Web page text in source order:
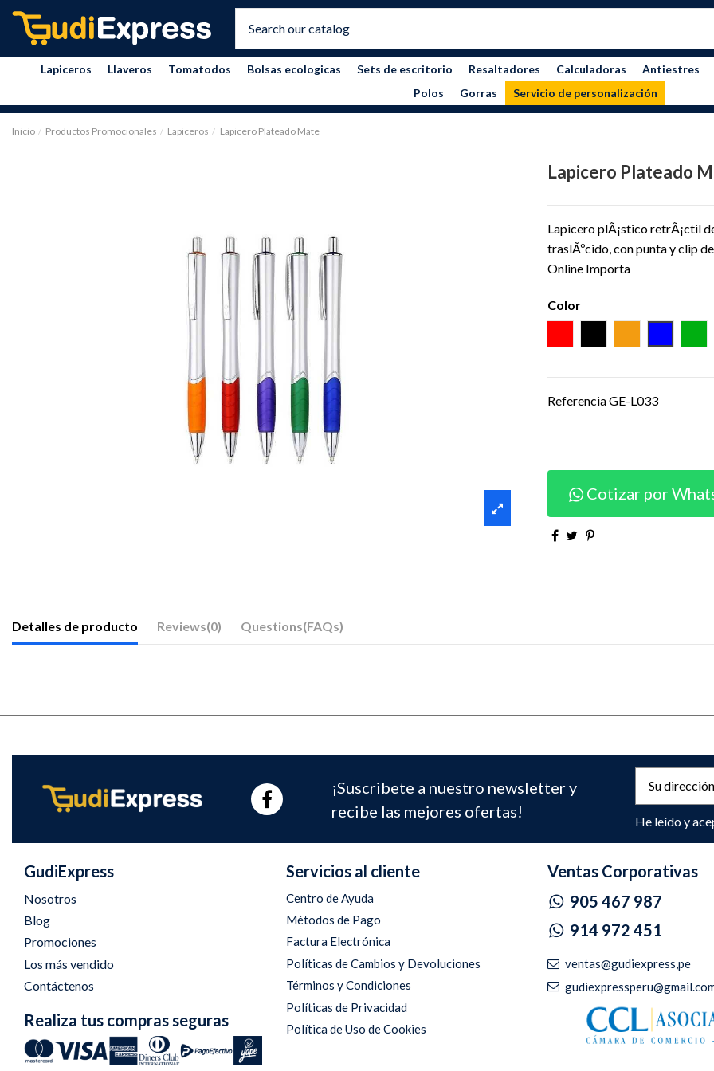
Lapiceros Llaveros Tomatodos Bolsas ecologicas Sets de escritorio Resaltadores Calculadoras
Antiestres
Polos
Gorras Servicio de personalización
Inicio Productos Promocionales Lapiceros Lapicero Plateado Mate
Lapicero Plateado
Lapicero plÃ¡stico retrÃ¡ctil
traslÃºcido, con punta y clip
Online Importa
Color
ReferenciaGE-L033
Cotizar por
Detalles de producto Reviews(0) Questions(FAQs)
¡Suscribete a nuestro newsletter y
recibe las mejores ofertas!
He leído y
GudiExpress
Nosotros
Blog
Promociones
Los más vendido
Contáctenos
Realiza tus compras seguras
Servicios al cliente
Centro de Ayuda
Métodos de Pago
Factura Electrónica
Políticas de Cambios y Devoluciones
Términos y Condiciones
Políticas de Privacidad
Política de Uso de Cookies
Ventas Corporativas
905 467 987
914 972 451
ventas@gudiexpress,pe